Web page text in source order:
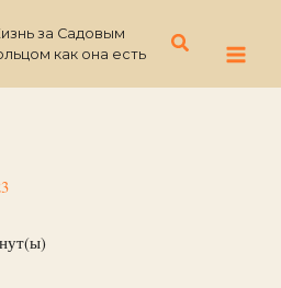
за Садовым
как она есть
Поиск